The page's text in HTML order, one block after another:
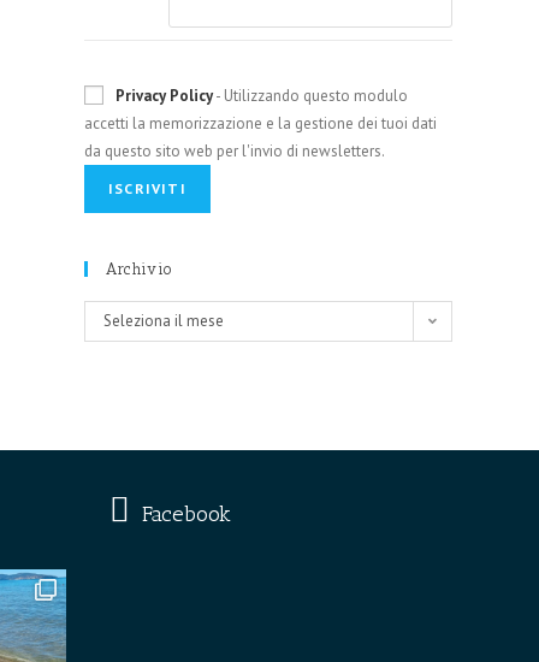
Privacy Policy- Utilizzando questo modulo
accetti la memorizzazione e la gestione dei tuoi dati
da questo sito web per l'invio di newsletters.
Archivio
Archivio
Seleziona il mese
Facebook